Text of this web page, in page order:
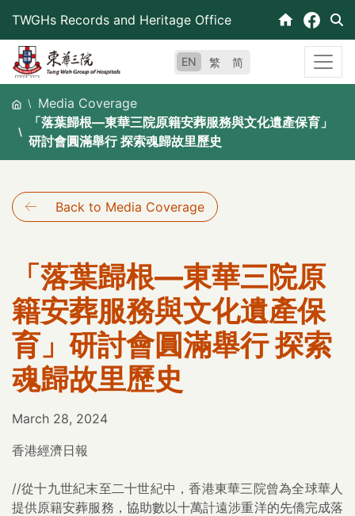
content
TWGHs Records and Heritage Office
EN 繁 简
Media Coverage
「落葉歸根—東華三院原籍安葬服務與文化遺產保育」
研討會圓滿舉行 探索魂歸故里歷史
Back to Media Coverage
「落葉歸根—東華三院原
籍安葬服務與文化遺產保
育」研討會圓滿舉行 探索
魂歸故里歷史
March 28, 2024
香港經濟日報
//從十九世紀末至二十世紀中，香港東華三院曾為全球華人
提供原籍安葬服務，協助數以十萬計遠涉重洋的先僑完成落